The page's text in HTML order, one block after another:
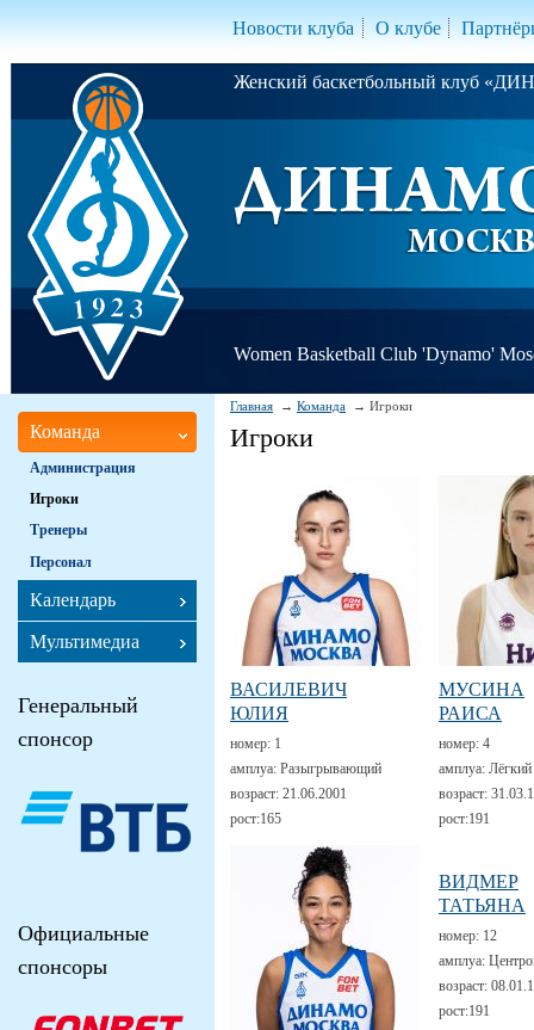
Новости клуба О клубе
Женский баскетбольный клуб
Women Basketball Club 'Dynamo'
Главная Команда Игроки
Игроки
ВАСИЛЕВИЧ
ЮЛИЯ
номер: 1
амплуа: Разыгрывающий
возраст: 21.06.2001
рост:165
МУСИНА
РАИСА
номер: 4
амплуа:
возраст:
рост:191
ВИДМЕР
ТАТЬЯНА
номер: 12
амплуа:
возраст:
рост:191
Команда
Администрация
Игроки
Тренеры
Персонал
Календарь
Мультимедиа
Генеральный
спонсор
Официальные
спонсоры